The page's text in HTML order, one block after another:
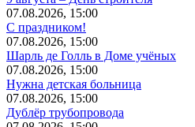
07.08.2026, 15:00
С праздником!
07.08.2026, 15:00
Шарль де Голль в Доме учёных
07.08.2026, 15:00
Нужна детская больница
07.08.2026, 15:00
Дублёр трубопровода